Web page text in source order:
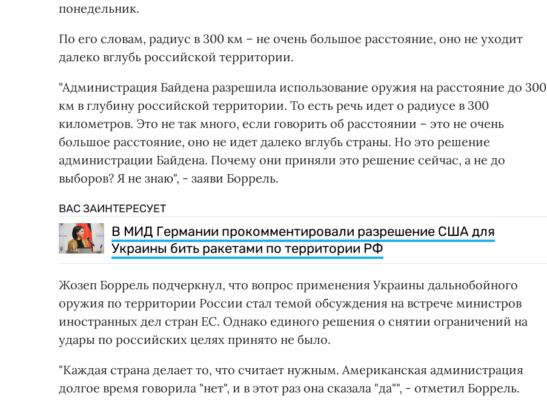
понедельник.
По его словам, радиус в 300 км – не очень большое расстояние, оно не уходит
далеко вглубь российской территории.
"Администрация Байдена разрешила использование оружия на расстояние до 300
км в глубину российской территории. То есть речь идет о радиусе в 300
километров. Это не так много, если говорить об расстоянии – это не очень
большое расстояние, оно не идет далеко вглубь страны. Но это решение
администрации Байдена. Почему они приняли это решение сейчас, а не до
выборов? Я не знаю", - заяви Боррель.
ВАС ЗАИНТЕРЕСУЕТ
В МИД Германии прокомментировали разрешение США для
Украины бить ракетами по территории РФ
Жозеп Боррель подчеркнул, что вопрос применения Украины дальнобойного
оружия по территории России стал темой обсуждения на встрече министров
иностранных дел стран ЕС. Однако единого решения о снятии ограничений на
удары по российских целях принято не было.
"Каждая страна делает то, что считает нужным. Американская администрация
долгое время говорила "нет", и в этот раз она сказала "да"", - отметил Боррель.